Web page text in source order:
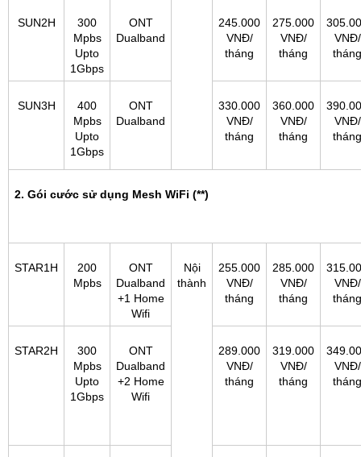
SUN2H
300
Mpbs
Upto
1Gbps
ONT
Dualband
245.000
VNĐ/
tháng
275.000
VNĐ/
tháng
VNĐ/
tháng
SUN3H
400
Mpbs
Upto
1Gbps
ONT
Dualband
330.000
VNĐ/
tháng
360.000
VNĐ/
tháng
VNĐ/
tháng
2. Gói cước sử dụng Mesh WiFi (**)
STAR1H
200
Mpbs
ONT
Dualband
+1 Home
Wifi
Nội
thành
255.000
VNĐ/
tháng
285.000
VNĐ/
tháng
VNĐ/
tháng
STAR2H
300
Mpbs
Upto
1Gbps
ONT
Dualband
+2 Home
Wifi
289.000
VNĐ/
tháng
319.000
VNĐ/
tháng
VNĐ/
tháng